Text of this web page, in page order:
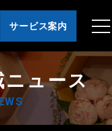
サービス案内
ニュース